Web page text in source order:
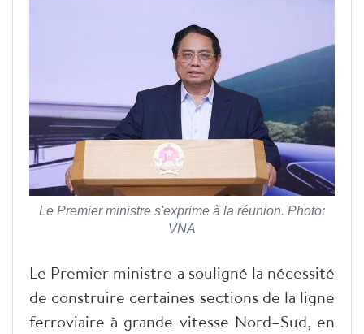
Le Premier ministre s'exprime à la réunion. Photo:
VNA
Le Premier ministre a souligné la nécessité
de construire certaines sections de la ligne
ferroviaire à grande vitesse Nord–Sud, en